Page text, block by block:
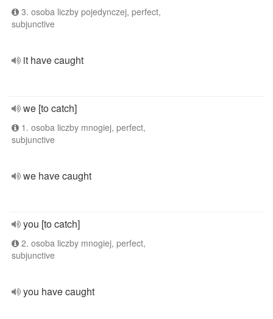
3. osoba liczby pojedynczej, perfect,
subjunctive
it have caught
we [to catch]
1. osoba liczby mnogiej, perfect,
subjunctive
we have caught
you [to catch]
2. osoba liczby mnogiej, perfect,
subjunctive
you have caught